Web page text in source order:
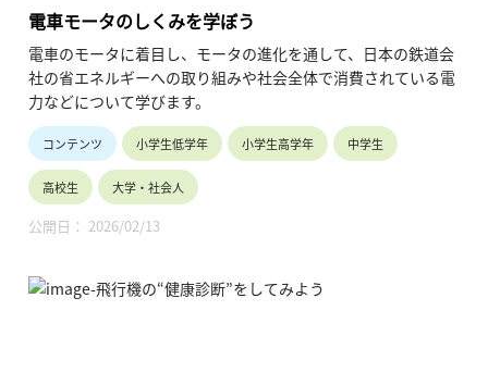
電車モータのしくみを学ぼう
電車のモータに着目し、モータの進化を通して、日本の鉄道会
社の省エネルギーへの取り組みや社会全体で消費されている電
力などについて学びます。
コンテンツ 小学生低学年 小学生高学年 中学生
高校生 大学・社会人
公開日： 2026/02/13